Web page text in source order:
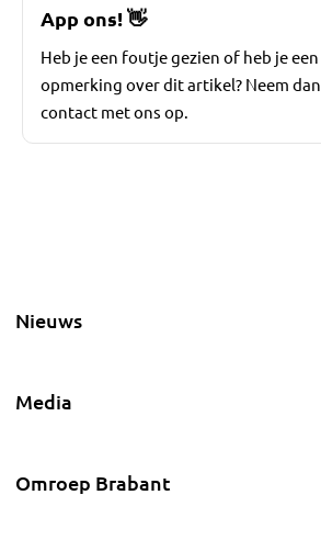
App ons!👋
Heb je een foutje gezien of heb je een
opmerking over dit artikel? Neem dan
contact met ons op.
Nieuws
Media
Omroep Brabant